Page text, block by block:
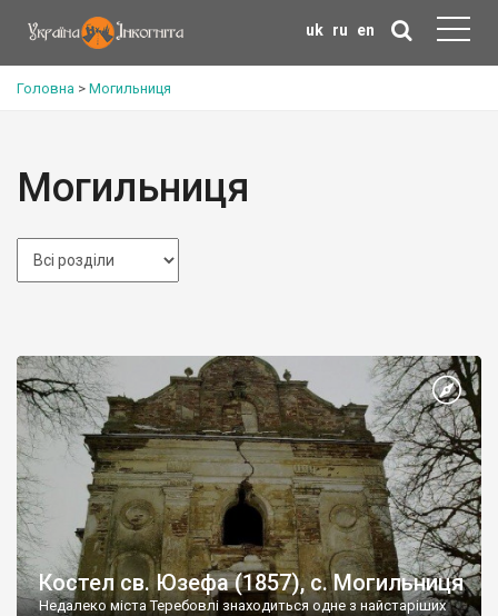
uk ru en
Головна > Могильниця
Могильниця
Костел св. Юзефа (1857), с. Могильниця
Недалеко міста Теребовлі знаходиться одне з найстаріших